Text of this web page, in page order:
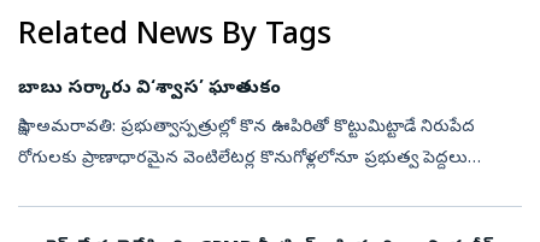
Related News By Tags
బాబు సర్కారు వి‘శ్వాస’ ఘాతుకం
సాక్షి, అమరావతి: ప్రభుత్వాస్పత్రుల్లో కొన ఊపిరితో కొట్టుమిట్టాడే నిరుపేద
రోగులకు ప్రాణాధారమైన వెంటిలేటర్ల కొనుగోళ్లలోనూ ప్రభుత్వ పెద్దలు